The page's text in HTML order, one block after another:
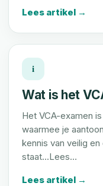
Lees artikel →
i
Wat is het
Het VCA-examen
waarmee je
kennis van veilig
staat...Lees…
Lees artikel →